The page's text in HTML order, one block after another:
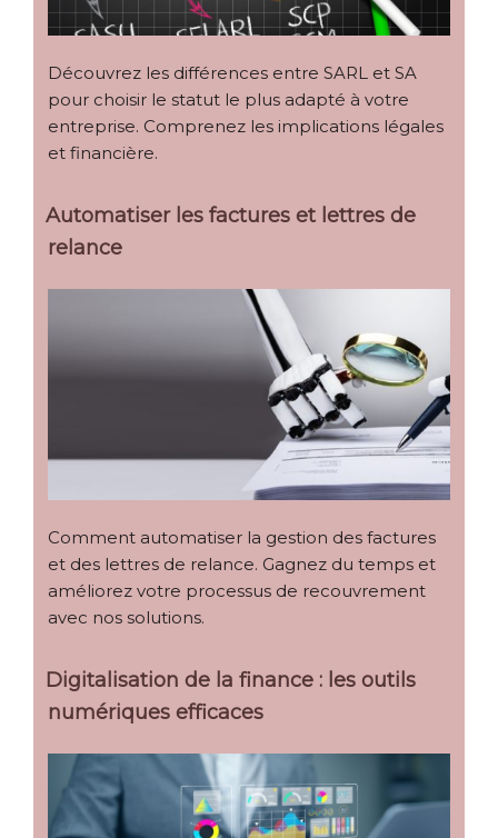
Découvrez les différences entre SARL et SA
pour choisir le statut le plus adapté à votre
entreprise. Comprenez les implications légales
et financière.
Automatiser les factures et lettres de
relance
Comment automatiser la gestion des factures
et des lettres de relance. Gagnez du temps et
améliorez votre processus de recouvrement
avec nos solutions.
Digitalisation de la finance : les outils
numériques efficaces